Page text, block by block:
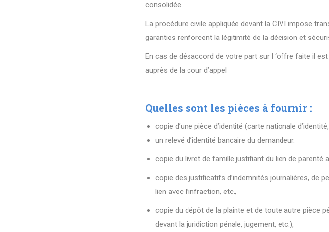
consolidée.
La procédure civile appliquée devant la CIVI impose
garanties renforcent la légitimité de la décision et
En cas de désaccord de votre part sur l ‘offre faite il
auprès de la cour d’appel
Quelles sont les pièces à fournir :
copie d’une pièce d’identité (carte nationale
un relevé d’identité bancaire du demandeur.
copie du livret de famille justifiant du lien de
copie des justificatifs d’indemnités journalières, de
lien avec l’infraction, etc.,
copie du dépôt de la plainte et de toute autre pièce
devant la juridiction pénale, jugement, etc.),